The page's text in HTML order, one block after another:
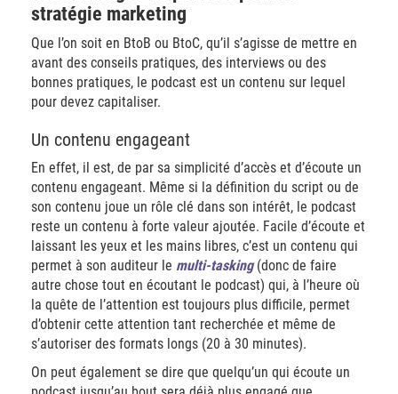
stratégie marketing
Que l’on soit en BtoB ou BtoC, qu’il s’agisse de mettre en
avant des conseils pratiques, des interviews ou des
bonnes pratiques, le podcast est un contenu sur lequel
pour devez capitaliser.
Un contenu engageant
En effet, il est, de par sa simplicité d’accès et d’écoute un
contenu engageant. Même si la définition du script ou de
son contenu joue un rôle clé dans son intérêt, le podcast
reste un contenu à forte valeur ajoutée. Facile d’écoute et
laissant les yeux et les mains libres, c’est un contenu qui
permet à son auditeur le multi-tasking(donc de faire
autre chose tout en écoutant le podcast) qui, à l’heure où
la quête de l’attention est toujours plus difficile, permet
d’obtenir cette attention tant recherchée et même de
s’autoriser des formats longs (20 à 30 minutes).
On peut également se dire que quelqu’un qui écoute un